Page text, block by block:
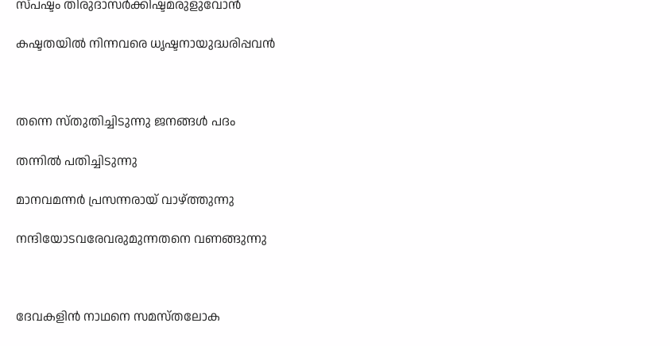
സ്പഷ്ടം തിരുദാസർക്കിഷ്ടമരുളുവോൻ
കഷ്ടതയിൽ നിന്നവരെ ധൃഷ്ടനായുദ്ധരിപ്പവൻ
തന്നെ സ്തുതിച്ചിടുന്നു ജനങ്ങൾ പദം
തന്നിൽ പതിച്ചിടുന്നു
മാനവമന്നർ പ്രസന്നരായ് വാഴ്ത്തുന്നു
നന്ദിയോടവരേവരുമുന്നതനെ വണങ്ങുന്നു
ദേവകളിൻ നാഥനെ സമസ്തലോക